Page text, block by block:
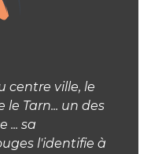
centre ville, le
Tarn... un des
... sa
l'identifie à